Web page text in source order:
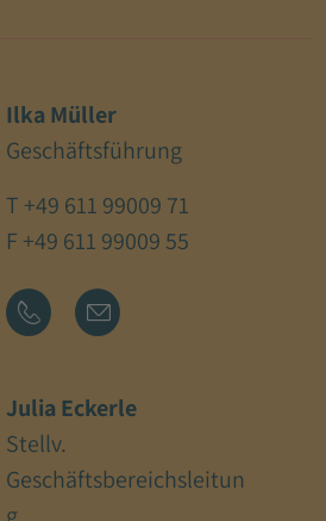
Ilka Müller
Geschäftsführung
T +49 611 99009 71
F +49 611 99009 55
Julia Eckerle
Stellv.
Geschäftsbereichsleitun